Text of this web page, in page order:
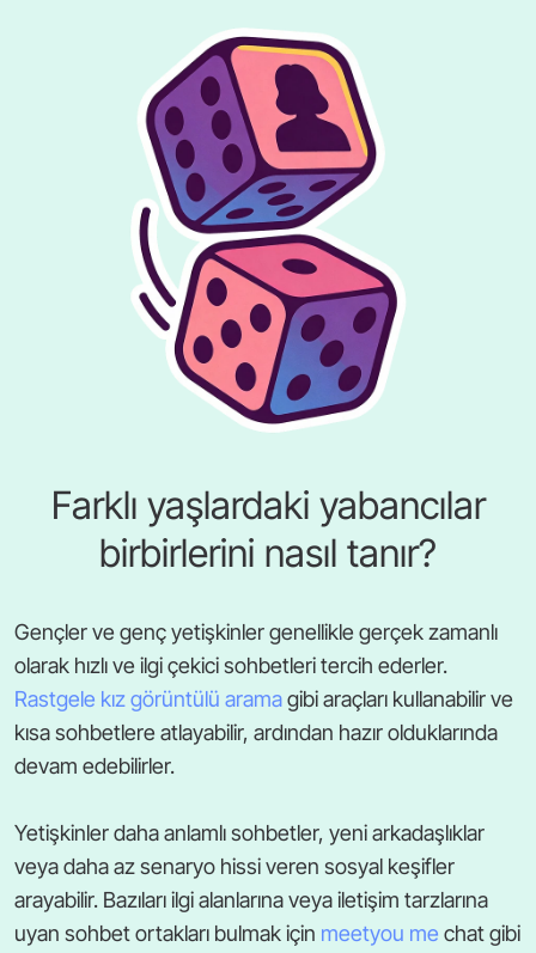
Farklı yaşlardaki yabancılar
birbirlerini nasıl tanır?
Gençler ve genç yetişkinler genellikle gerçek zamanlı
olarak hızlı ve ilgi çekici sohbetleri tercih ederler.
Rastgele kız görüntülü aramagibi araçları kullanabilir ve
kısa sohbetlere atlayabilir, ardından hazır olduklarında
devam edebilirler.
Yetişkinler daha anlamlı sohbetler, yeni arkadaşlıklar
veya daha az senaryo hissi veren sosyal keşifler
arayabilir. Bazıları ilgi alanlarına veya iletişim tarzlarına
uyan sohbet ortakları bulmak için meetyou me chat gibi